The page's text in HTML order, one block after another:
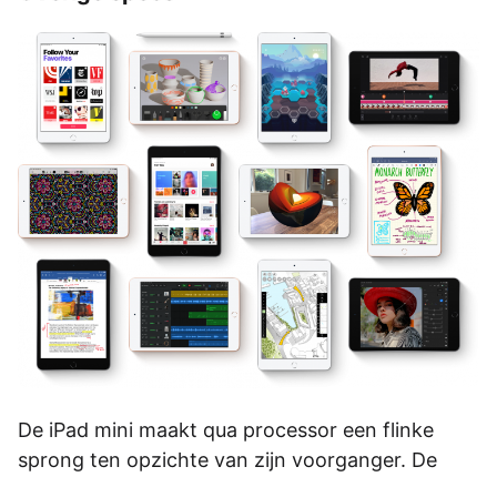
De iPad mini maakt qua processor een flinke
sprong ten opzichte van zijn voorganger. De